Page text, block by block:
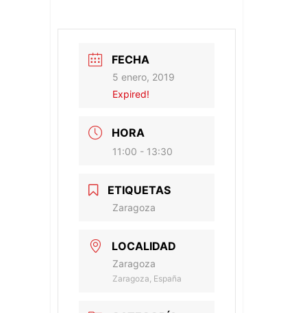
FECHA
5 enero, 2019
Expired!
HORA
11:00 - 13:30
ETIQUETAS
Zaragoza
LOCALIDAD
Zaragoza
Zaragoza, España